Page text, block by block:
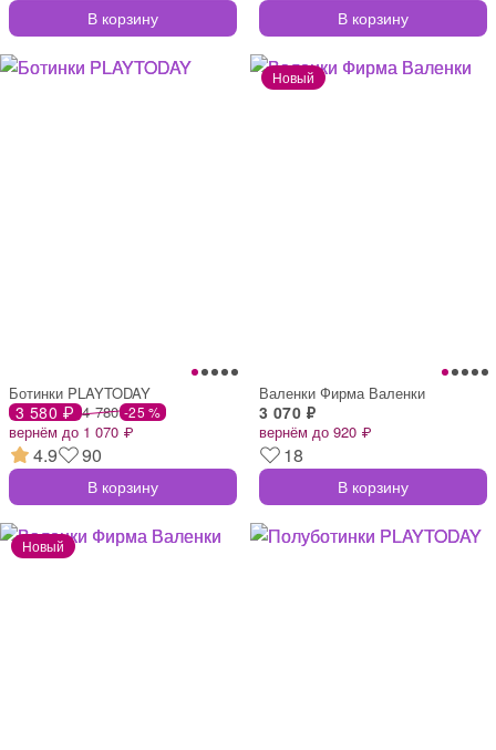
В корзину В корзину
Ботинки PLAYTODAY
3 580 ₽ 4 780 -25 %
вернём до 1 070 ₽
4.9 90
В корзину
Валенки Фирма Валенки
3 070 ₽
вернём до 920 ₽
18
В корзину